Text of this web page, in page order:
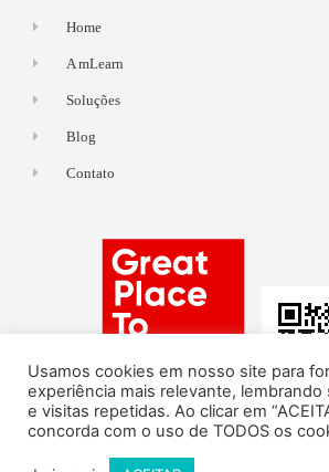
Home
A mLearn
Soluções
Blog
Contato
Usamos cookies em nosso site para
experiência mais relevante, lembrando
e visitas repetidas. Ao clicar em
concorda com o uso de TODOS os